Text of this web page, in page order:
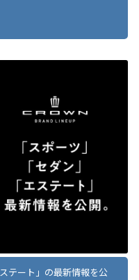
テート」の最新情報を公